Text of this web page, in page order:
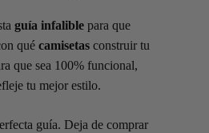
guía infalible para que
quécamisetas construir tu
que sea 100% funcional,
tu mejor estilo.
guía. Deja de comprar